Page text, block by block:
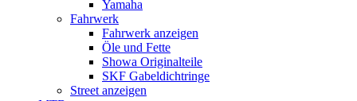
Yamaha
Fahrwerk
Fahrwerk anzeigen
Öle und Fette
Showa Originalteile
SKF Gabeldichtringe
Street anzeigen